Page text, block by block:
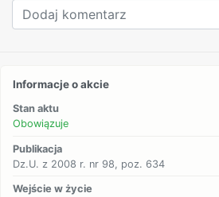
Informacje o akcie
Stan aktu
Obowiązuje
Publikacja
Dz.U. z 2008 r. nr 98, poz. 634
Wejście w życie